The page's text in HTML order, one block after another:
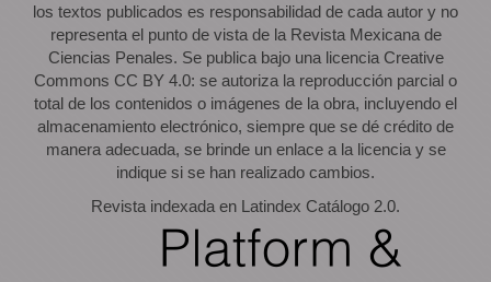
los textos publicados es responsabilidad de cada autor y no
representa el punto de vista de la Revista Mexicana de
Ciencias Penales. Se publica bajo una licencia Creative
Commons CC BY 4.0: se autoriza la reproducción parcial o
total de los contenidos o imágenes de la obra, incluyendo el
almacenamiento electrónico, siempre que se dé crédito de
manera adecuada, se brinde un enlace a la licencia y se
indique si se han realizado cambios.
Revista indexada en Latindex Catálogo 2.0.